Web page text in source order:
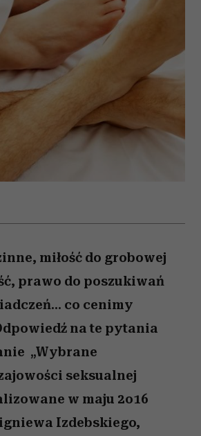
miłość do grobowej
prawo do poszukiwań
co cenimy
na te pytania
„Wybrane
seksualnej
w maju 2o16
Izdebskiego,